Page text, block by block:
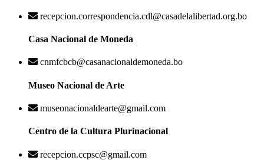
recepcion.correspondencia.cdl@casadelalibertad.org.bo
Casa Nacional de Moneda
cnmfcbcb@casanacionaldemoneda.bo
Museo Nacional de Arte
museonacionaldearte@gmail.com
Centro de la Cultura Plurinacional
recepcion.ccpsc@gmail.com